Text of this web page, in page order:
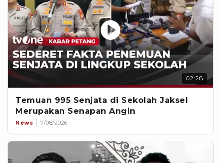
02:28
Temuan 995 Senjata di Sekolah Jaksel
Merupakan Senapan Angin
News 7/08/2026